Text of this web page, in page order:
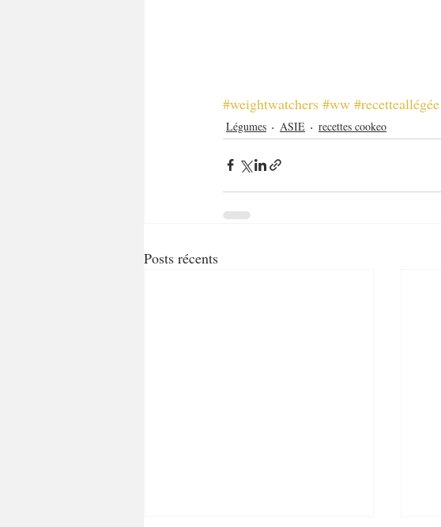
#weightwatchers #ww #recetteallégée
Légumes ASIE recettes cookeo
Posts récents